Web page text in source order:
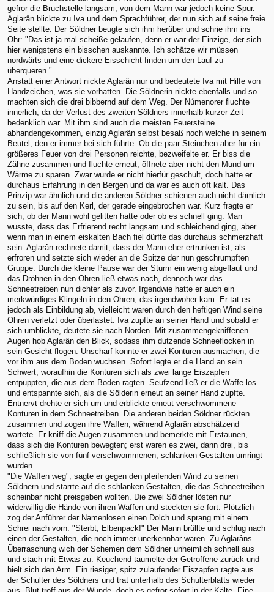
gefror die Bruchstelle langsam, von dem Mann war jedoch keine Spur.
Aglarân blickte zu Iva und dem Sprachführer, der nun sich auf seine freie
Seite stellte. Der Söldner beugte sich ihm herüber und schrie ihm ins
Ohr: "Das ist ja mal scheiße gelaufen, denn er war der Einzige, der sich
hier wenigstens ein bisschen auskannte. Ich schätze wir müssen
nordwärts und eine dickere Eisschicht finden um den Lauf zu
überqueren."
Anstatt einer Antwort nickte Aglarân nur und bedeutete Iva mit Hilfe von
Handzeichen, was sie vorhatten. Die Söldnerin nickte ebenfalls und so
machten sich die drei bibbernd auf dem Weg. Der Númenorer fluchte
innerlich, da der Verlust des zweiten Söldners innerhalb kurzer Zeit
bedenklich war. Mit ihm sind auch die meisten Feuersteine
abhandengekommen, einzig Aglarân selbst besaß noch welche in seinem
Beutel, den er immer bei sich führte. Ob die paar Steinchen aber für ein
größeres Feuer von drei Personen reichte, bezweifelte er. Er biss die
Zähne zusammen und fluchte erneut, öffnete aber nicht den Mund um
Wärme zu sparen. Zwar wurde er nicht hierfür geschult, doch hatte er
durchaus Erfahrung in den Bergen und da war es auch oft kalt. Das
Prinzip war ähnlich und die anderen Söldner schienen auch nicht dämlich
zu sein, bis auf den Kerl, der gerade eingebrochen war. Kurz fragte er
sich, ob der Mann wohl gelitten hatte oder ob es schnell ging. Man
wusste, dass das Erfrierend recht langsam und schleichend ging, aber
wenn man in einem eiskalten Bach fiel dürfte das durchaus schmerzhaft
sein. Aglarân rechnete damit, dass der Mann eher ertrunken ist, als
erfroren und setzte sich wieder an die Spitze der nun geschrumpften
Gruppe. Durch die kleine Pause war der Sturm ein wenig abgeflaut und
das Dröhnen in den Ohren ließ etwas nach, dennoch war das
Schneetreiben nun dichter als zuvor. Irgendwie hatte er auch ein
merkwürdiges Klingeln in den Ohren, das irgendwoher kam. Er tat es
jedoch als Einbildung ab, vielleicht waren durch den heftigen Wind seine
Ohren verletzt oder überlastet. Iva zupfte an seiner Hand und sobald er
sich umblickte, deutete sie nach Norden. Mit zusammengekniffenen
Augen hob Aglarân den Blick, sodass ihm dutzende Schneeflocken in
sein Gesicht flogen. Unscharf konnte er zwei Konturen ausmachen, die
vor ihm aus dem Boden wuchsen. Sofort legte er die Hand an sein
Schwert, woraufhin die Konturen sich als zwei lange Eiszapfen
entpuppten, die aus dem Boden ragten. Seufzend ließ er die Waffe los
und entspannte sich, als die Sölderin erneut an seiner Hand zupfte.
Entnervt drehte er sich um und erblickte erneut verschwommene
Konturen in dem Schneetreiben. Die anderen beiden Söldner rückten
zusammen und zogen ihre Waffen, während Aglarân abschätzend
wartete. Er kniff die Augen zusammen und bemerkte mit Erstaunen,
dass sich die Konturen bewegten; erst waren es zwei, dann drei, bis
schließlich sie von fünf verschwommenen, schlanken Gestalten umringt
wurden.
"Die Waffen weg", sagte er gegen den pfeifenden Wind zu seinen
Söldnern und starrte auf die schlanken Gestalten, die das Schneetreiben
scheinbar nicht preisgeben wollten. Die zwei Söldner lösten nur
widerwillig die Hände von ihren Waffen und steckten sie fort. Plötzlich
zog der Anführer der Namenlosen einen Dolch und sprang mit einem
Schrei nach vorn. "Sterbt, Elbenpack!" Der Mann brüllte und schlug nach
einen der Gestalten, die noch immer unerkennbar waren. Zu Aglarâns
Überraschung wich der Schemen dem Söldner unheimlich schnell aus
und stach mit Etwas zu. Keuchend taumelte der Getroffene zurück und
hielt sich den Arm. Ein riesiger, spitz zulaufender Eiszapfen ragte aus
der Schulter des Söldners und trat unterhalb des Schulterblatts wieder